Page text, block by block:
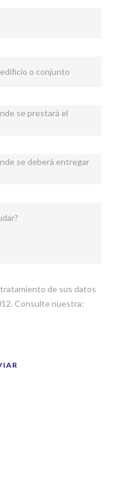
edificio o conjunto
se prestará el
se deberá entregar
de sus datos
Consulte nuestra: